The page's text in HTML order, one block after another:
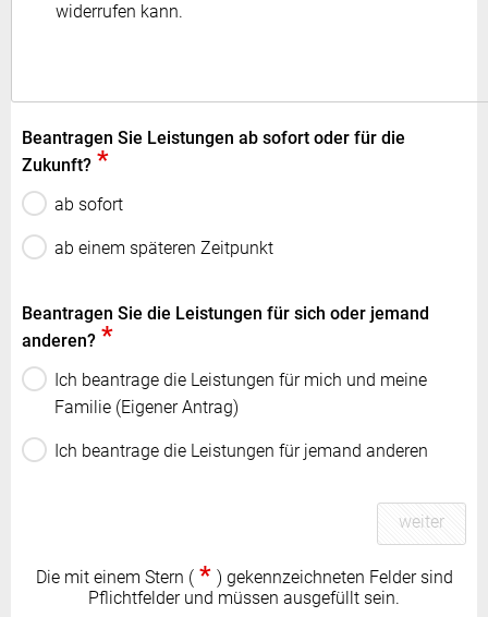
widerrufen kann.
Beantragen Sie Leistungen ab sofort oder für die
Zukunft? *
ab sofort
ab einem späteren Zeitpunkt
Beantragen Sie die Leistungen für sich oder jemand
anderen? *
Ich beantrage die Leistungen für mich und meine
Familie (Eigener Antrag)
Ich beantrage die Leistungen für jemand anderen
weiter
Die mit einem Stern ( * ) gekennzeichneten Felder sind
Pflichtfelder und müssen ausgefüllt sein.